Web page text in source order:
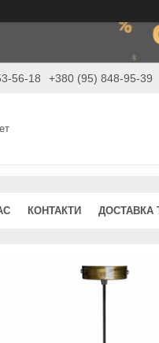
56-18 +380 (95) 848-95-39
КОНТАКТИ ДОСТАВКА